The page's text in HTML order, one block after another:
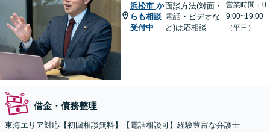
浜松市 か
らも相談
受付中
面談方法(対面・
電話・ビデオな
ど)は応相談
営業時間：0
9:00~19:00
（平日）
借金・債務整理
東海エリア対応【初回相談無料】【電話相談可】経験豊富な弁護士